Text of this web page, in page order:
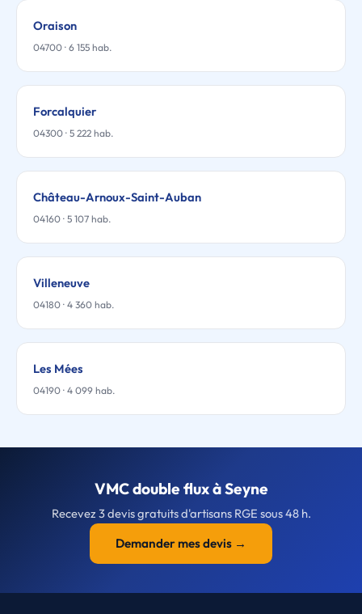
Oraison
04700 · 6 155 hab.
Forcalquier
04300 · 5 222 hab.
Château-Arnoux-Saint-Auban
04160 · 5 107 hab.
Villeneuve
04180 · 4 360 hab.
Les Mées
04190 · 4 099 hab.
VMC double flux à Seyne
Recevez 3 devis gratuits d'artisans RGE sous 48 h.
Demander mes devis →